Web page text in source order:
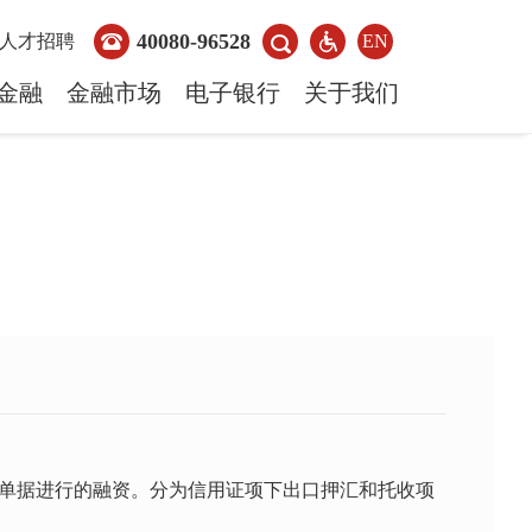
人才招聘 40080-96528 EN
融 金融市场 电子银行 关于我们
进行的融资。分为信用证项下出口押汇和托收项